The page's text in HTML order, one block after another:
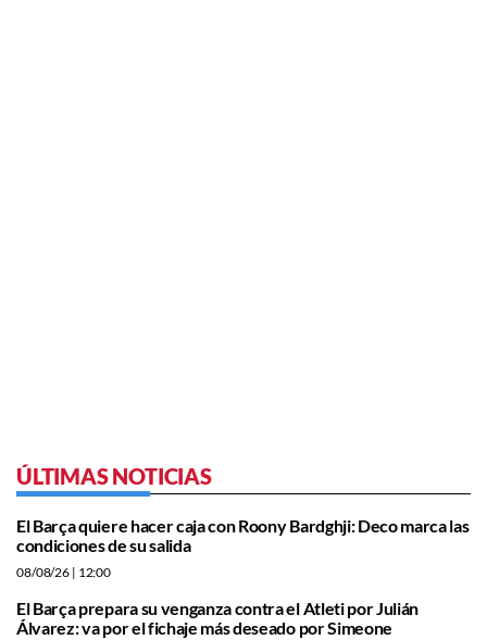
ÚLTIMAS NOTICIAS
El Barça quiere hacer caja con Roony Bardghji: Deco marca las
condiciones de su salida
08/08/26 | 12:00
El Barça prepara su venganza contra el Atleti por Julián
Álvarez: va por el fichaje más deseado por Simeone